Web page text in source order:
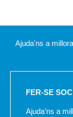
Ajuda'ns a
FER-SE
Ajuda’ns a